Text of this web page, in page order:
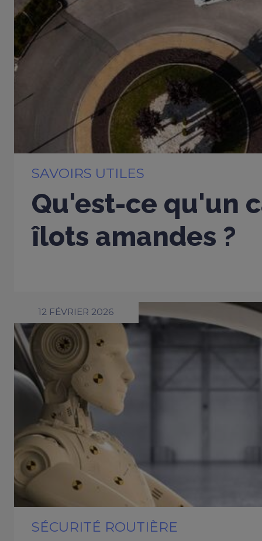
SAVOIRS UTILES
Qu'est-ce qu'un
îlots amandes ?
12 FÉVRIER 2026
SÉCURITÉ ROUTIÈRE